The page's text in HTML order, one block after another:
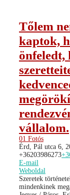
Tőlem
kaptok,
önfeledt,
vállalom.
01 Fotós
Érd, Pál utca 6,
+36203986273
E-mail
Weboldal
Szeretek
mindenkinek